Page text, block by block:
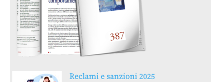
Reclami e sanzioni 2025